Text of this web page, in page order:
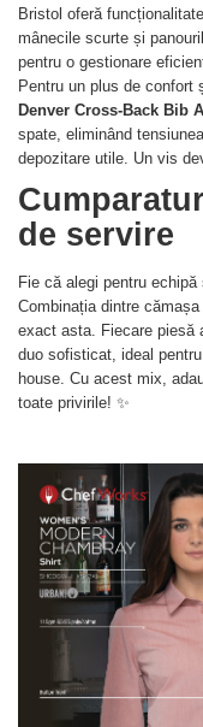
Bristol oferă
mânecile scurte și
pentru o gestionare
Pentru un plus de confort
Denver Cross-Back Bib
spate, eliminând
depozitare utile. Un vis
de servire
Fie că alegi pentru
Combinația dintre cămașa
exact asta. Fiecare piesă
duo sofisticat, ideal
house. Cu acest mix,
toate privirile! ✨